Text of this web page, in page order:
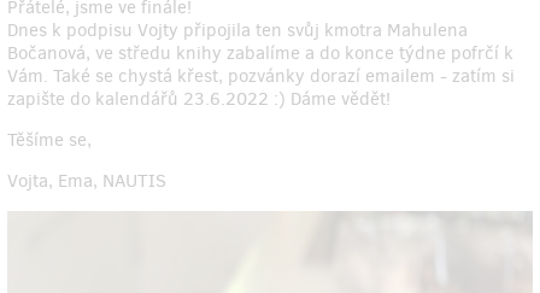
Přátelé, jsme ve finále!
Dnes k podpisu Vojty připojila ten svůj kmotra Mahulena
Bočanová, ve středu knihy zabalíme a do konce týdne pofrčí k
Vám. Také se chystá křest, pozvánky dorazí emailem - zatím si
zapište do kalendářů 23.6.2022 :) Dáme vědět!
Těšíme se,
Vojta, Ema, NAUTIS